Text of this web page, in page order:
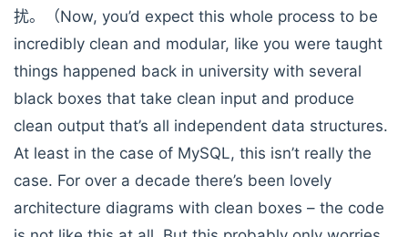
扰。（Now, you’d expect this whole process to be
incredibly clean and modular, like you were taught
things happened back in university with several
black boxes that take clean input and produce
clean output that’s all independent data structures.
At least in the case of MySQL, this isn’t really the
case. For over a decade there’s been lovely
architecture diagrams with clean boxes – the code